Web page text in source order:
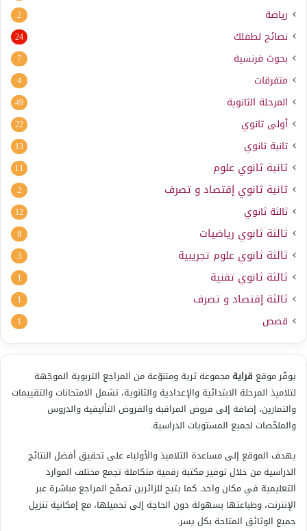
رياضة 2
نصائح لطفلك 24
بحوث فرنسية 7
متفرقات 4
المرحلة الثانوية 49
أولى ثانوي 22
ثانية ثانوي 13
ثانية ثانوي علوم 11
ثانية ثانوي إقتصاد و تصرف 2
ثالثة ثانوي 12
ثالثة ثانوي رياضيات 8
ثالثة ثانوي علوم تجريبية 3
ثالثة ثانوي تقنية 1
ثالثة إقتصاد و تصرف 1
قصص 1
يوفّر موقع قرايةمجموعة ثرية ومتنوّعة من المراجع التربوية الموجّهة
لتلاميذ المرحلة الابتدائية والإعدادية والثانوية، تشمل الامتحانات والتقييمات
والتمارين، إضافة إلى فروض المراقبة والفروض التأليفية والدروس
والملخّصات لجميع المستويات الدراسية.
يهدف الموقع إلى مساعدة التلاميذ والأولياء على تحقيق أفضل النتائج
الدراسية من خلال توفير مكتبة رقمية متكاملة تجمع مختلف الموارد
التعليمية في مكان واحد. كما يتيح للزائرين تصفّح المراجع مباشرة عبر
الإنترنت، وطباعتها بسهولة دون الحاجة إلى تحميلها، مع إمكانية تنزيل
جميع الوثائق المتاحة بكل يسر.